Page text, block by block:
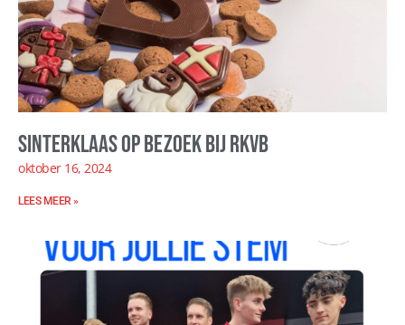
Sinterklaas op bezoek bij RKVB
oktober 16, 2024
LEES MEER »